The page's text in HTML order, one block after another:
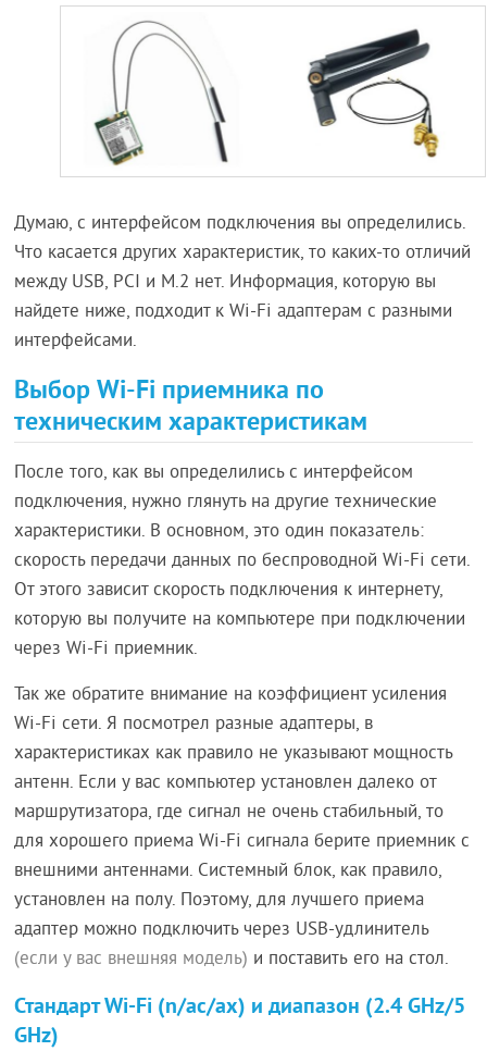
Думаю, с интерфейсом подключения вы определились.
Что касается других характеристик, то каких-то отличий
между USB, PCI и M.2 нет. Информация, которую вы
найдете ниже, подходит к Wi-Fi адаптерам с разными
интерфейсами.
Выбор Wi-Fi приемника по
техническим характеристикам
После того, как вы определились с интерфейсом
подключения, нужно глянуть на другие технические
характеристики. В основном, это один показатель:
скорость передачи данных по беспроводной Wi-Fi сети.
От этого зависит скорость подключения к интернету,
которую вы получите на компьютере при подключении
через Wi-Fi приемник.
Так же обратите внимание на коэффициент усиления
Wi-Fi сети. Я посмотрел разные адаптеры, в
характеристиках как правило не указывают мощность
антенн. Если у вас компьютер установлен далеко от
маршрутизатора, где сигнал не очень стабильный, то
для хорошего приема Wi-Fi сигнала берите приемник с
внешними антеннами. Системный блок, как правило,
установлен на полу. Поэтому, для лучшего приема
адаптер можно подключить через USB-удлинитель
(если у вас внешняя модель) и поставить его на стол.
Стандарт Wi-Fi (n/ac/ax) и диапазон (2.4 GHz/5
GHz)